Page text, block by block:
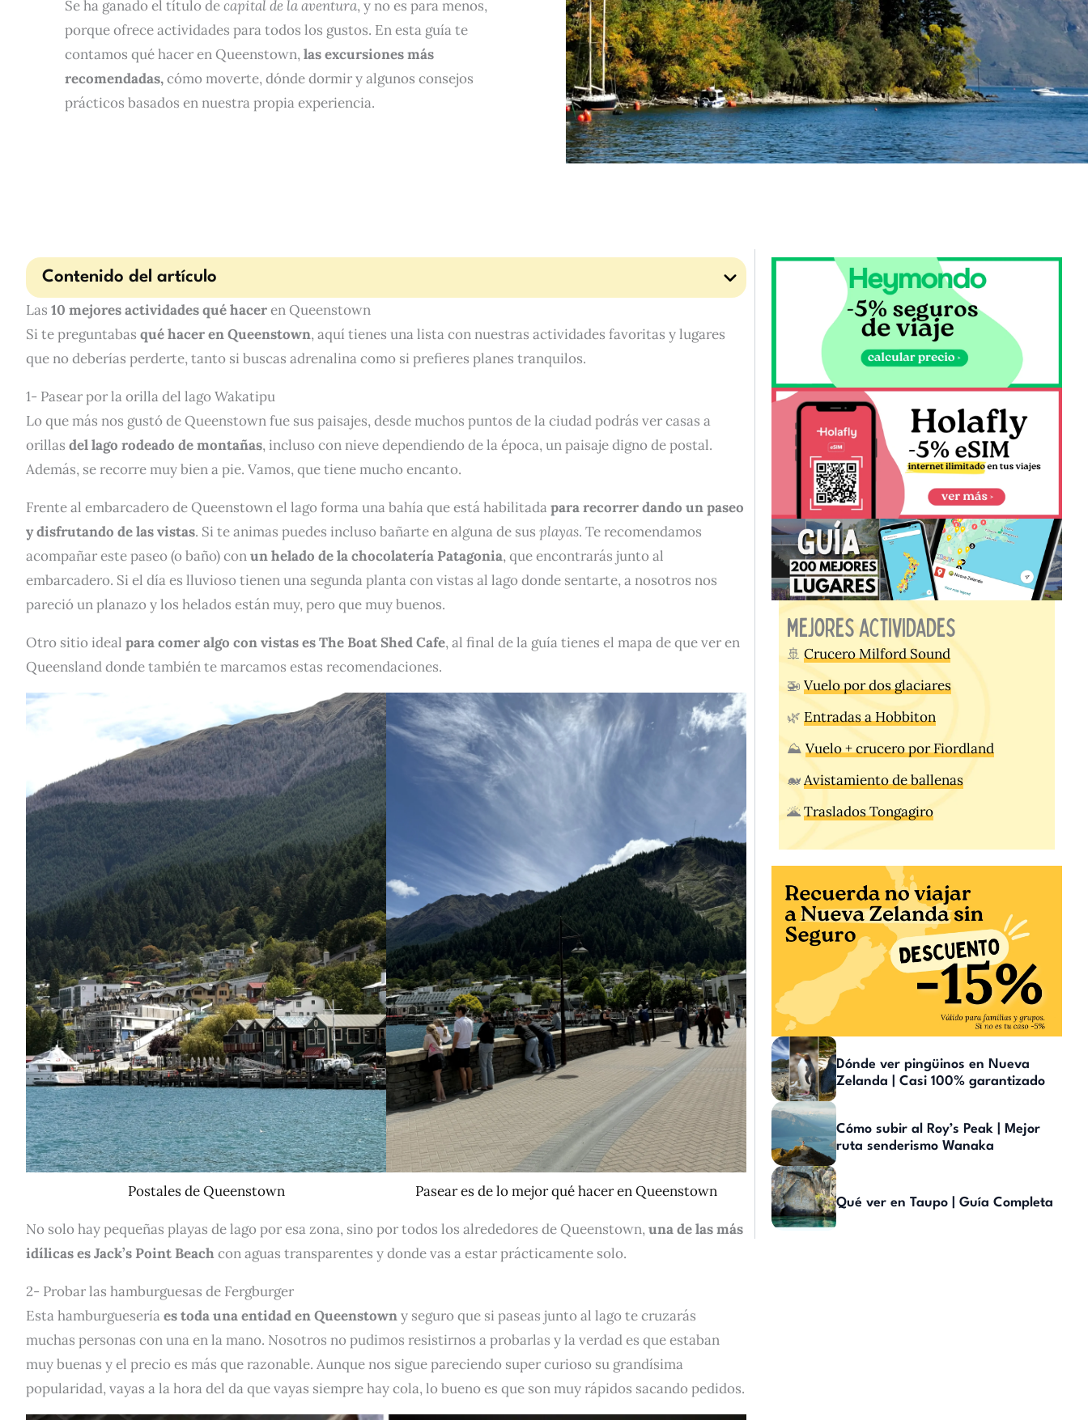
Se ha ganado el título decapital de la aventura, y no es para menos,
porque ofrece actividades para todos los gustos. En esta guía te
contamos qué hacer en Queenstown,las excursiones más
recomendadas,cómo moverte, dónde dormir y algunos consejos
prácticos basados en nuestra propia experiencia.
Contenido del artículo
Las 10 mejores actividades qué haceren Queenstown
Si te preguntabas qué hacer en Queenstown, aquí tienes una lista con nuestras actividades favoritas y lugares
que no deberías perderte, tanto si buscas adrenalina como si prefieres planes tranquilos.
1- Pasear por la orilla del lago Wakatipu
Lo que más nos gustó de Queenstown fue sus paisajes, desde muchos puntos de la ciudad podrás ver casas a
orillas del lago rodeado de montañas, incluso con nieve dependiendo de la época, un paisaje digno de postal.
Además, se recorre muy bien a pie. Vamos, que tiene mucho encanto.
Frente al embarcadero de Queenstown el lago forma una bahía que está habilitadapara recorrer dando un paseo
y disfrutando de las vistas. Si te animas puedes incluso bañarte en alguna de sus playas. Te recomendamos
acompañar este paseo (o baño) conun helado de la chocolatería Patagonia, que encontrarás junto al
embarcadero. Si el día es lluvioso tienen una segunda planta con vistas al lago donde sentarte, a nosotros nos
pareció un planazo y los helados están muy, pero que muy buenos.
Otro sitio ideal para comer algo con vistas es The Boat Shed Cafe, al final de la guía tienes el mapa de que ver en
Queensland donde también te marcamos estas recomendaciones.
Postales de Queenstown Pasear es de lo mejor qué hacer en Queenstown
No solo hay pequeñas playas de lago por esa zona, sino por todos los alrededores de Queenstown,una de las más
idílicas es Jack’s Point Beachcon aguas transparentes y donde vas a estar prácticamente solo.
2- Probar las hamburguesas de Fergburger
Esta hamburgueseríaes toda una entidad en Queenstowny seguro que si paseas junto al lago te cruzarás
muchas personas con una en la mano. Nosotros no pudimos resistirnos a probarlas y la verdad es que estaban
muy buenas y el precio es más que razonable. Aunque nos sigue pareciendo super curioso su grandísima
popularidad, vayas a la hora del da que vayas siempre hay cola, lo bueno es que son muy rápidos sacando pedidos.
mejores actividades
🚢 Crucero Milford Sound
🚁 Vuelo por dos glaciares
🌿 Entradas a Hobbiton
⛰️ Vuelo + crucero por Fiordland
🐋Avistamiento de ballenas
🌋Traslados Tongagiro
Dónde ver pingüinos en Nueva
Zelanda | Casi 100% garantizado
Cómo subir al Roy’s Peak | Mejor
ruta senderismo Wanaka
Qué ver en Taupo | Guía Completa